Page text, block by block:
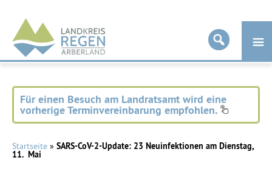
Landkreis
Regen
Für einen Besuch am Landratsamt wird eine
vorherige Terminvereinbarung empfohlen.
Startseite » SARS-CoV-2-Update: 23 Neuinfektionen am Dienstag,
11. Mai